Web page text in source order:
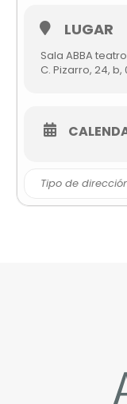
LUGAR
Sala ABBA teatro
C. Pizarro, 24,